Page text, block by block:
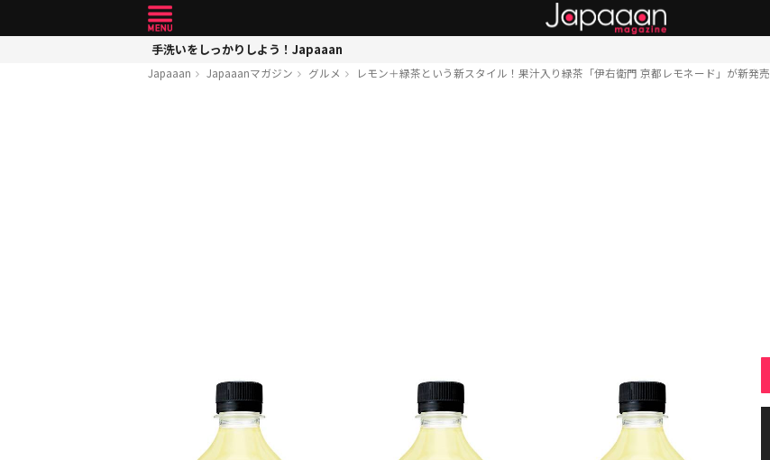
手洗いをしっかりしよう！Japaaan
Japaaan Japaaanマガジン グルメ レモン＋緑茶という新スタイル！果汁入り緑茶「伊右衛門 京都レモネード」が新発売